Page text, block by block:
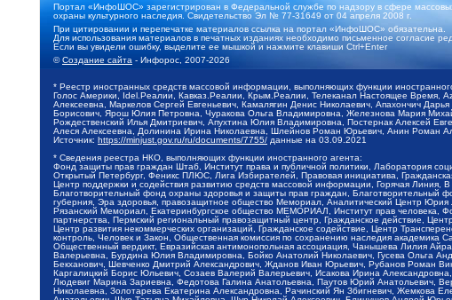
Портал «ИнфоШОС» зарегистрирован в Федеральной службе по надзору в сфере
охраны культурного наследия. Свидетельство Эл № 77-31649 от 04 апреля 2008 г.
При цитировании и перепечатке материалов ссылка на портал «ИнфоШОС» обязательна.
Для использования материалов в печатных изданиях необходимо письменное согласие
Если вы увидели ошибку, выделите ее мышкой и нажмите клавиши Ctrl+Enter
©Создание сайта - Инфорос, 2007-2026
* Реестр иностранных средств массовой информации, выполняющих функции
Голос Америки, Idel.Реалии, Кавказ.Реалии, Крым.Реалии, Телеканал Настоящее Время,
Алексеевна, Маркелов Сергей Евгеньевич, Камалягин Денис Николаевич, Апахончич
Борисович, Ярош Юлия Петровна, Чуракова Ольга Владимировна, Железнова Мария
Рождественский Илья Дмитриевич, Апухтина Юлия Владимировна, Постернак Алексей
Алеся Алексеевна, Долинина Ирина Николаевна, Шлейнов Роман Юрьевич, Анин Роман
Источник: https://minjust.gov.ru/ru/documents/7755/ данные на 03.09.2021
* Сведения реестра НКО, выполняющих функции иностранного агента:
Фонд защиты прав граждан Штаб, Институт права и публичной политики, Лаборатория
Открытый Петербург, Феникс ПЛЮС, Лига Избирателей, Правовая инициатива,
Центр поддержки и содействия развитию средств массовой информации, Горячая
Благотворительный фонд охраны здоровья и защиты прав граждан, Благотворительный
губерния, Эра здоровья, правозащитное общество Мемориал, Аналитический Центр
Рязанский Мемориал, Екатеринбургское общество МЕМОРИАЛ, Институт прав человека,
партнерства, Пермский региональный правозащитный центр, Гражданское действие,
Центр развития некоммерческих организаций, Гражданское содействие, Центр
контроль, Человек и Закон, Общественная комиссия по сохранению наследия
Общественный вердикт, Евразийская антимонопольная ассоциация, Чанышева Лилия
Валерьевна, Бурдина Юлия Владимировна, Бойко Анатолий Николаевич, Гусева Ольга
Бекханович, Шевченко Дмитрий Александрович, Жданов Иван Юрьевич, Рубанов Роман
Каргалицкий Борис Юльевич, Созаев Валерий Валерьевич, Исакова Ирина
Людевиг Марина Зариевна, Федотова Галина Анатольевна, Паутов Юрий Анатольевич,
Николаевна, Золотарева Екатерина Александровна, Рачинский Ян Збигневич, Жемкова